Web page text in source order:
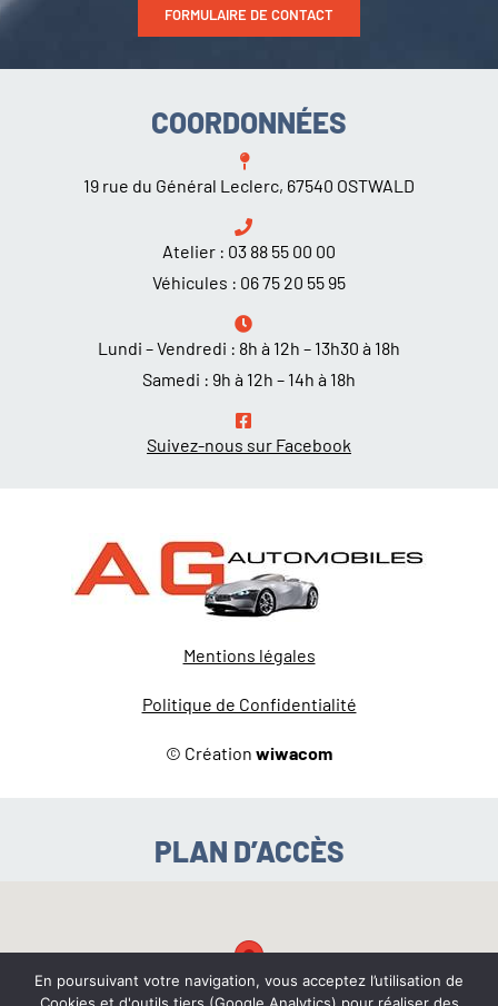
FORMULAIRE DE CONTACT
COORDONNÉES
19 rue du Général Leclerc, 67540 OSTWALD
Atelier : 03 88 55 00 00
Véhicules : 06 75 20 55 95
Lundi – Vendredi : 8h à 12h – 13h30 à 18h
Samedi : 9h à 12h – 14h à 18h
Suivez-nous sur Facebook
Mentions légales
Politique de Confidentialité
© Création wiwacom
PLAN D’ACCÈS
En poursuivant votre navigation, vous acceptez l’utilisation de